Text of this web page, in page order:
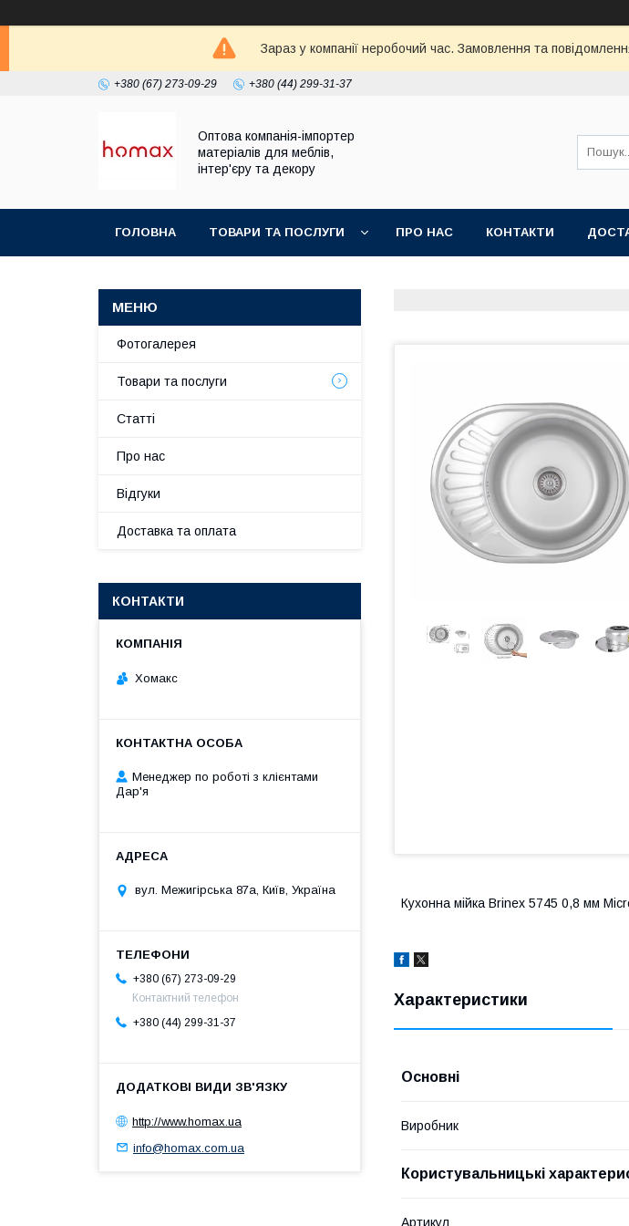
Зараз у компанії неробочий час. Замовлення та
+380 (67) 273-09-29 +380 (44) 299-31-37
Оптова компанія-імпортер
матеріалів для меблів,
інтер'єру та декору
ГОЛОВНА ТОВАРИ ТА ПОСЛУГИ ПРО НАС КОНТАКТИ
Кухонна мійка Brinex 5745 0,8 мм
Характеристики
Основні
Виробник
Користувальницькі
Артикул
Фотогалерея
Товари та послуги
Статті
Про нас
Відгуки
Доставка та оплата
КОНТАКТИ
Хомакс
Менеджер по роботі з клієнтами
Дар'я
вул. Межигірська 87а, Київ, Україна
+380 (67) 273-09-29
Контактний телефон
+380 (44) 299-31-37
http://www.homax.ua
info@homax.com.ua